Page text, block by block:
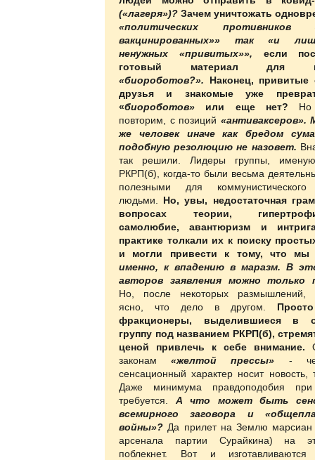
(«лагеря»)? Зачем уничтожать
«политических
вакцинированных»» так «и
ненужных «привитых»», если
готовый материал для
«биороботов?». Наконец, привитые
друзья и знакомые уже
«биороботов» или еще нет? Но
повторим, с позиций
же человек иначе как бредом
подобную резолюцию не назовет.
так решили. Лидеры группы,
РКРП(б), когда-то были весьма
полезными для коммунистического
людьми. Но, увы, недостаточная
вопросах теории,
самолюбие, авантюризм и
практике толкали их к поиску
и могли привести к тому, что мы
именно, к впадению в маразм. В
авторов заявления можно только
Но, после некоторых размышлений,
ясно, что дело в другом.
фракционеры, выделившиеся в
группу под названием РКРП(б),
ценой привлечь к себе внимание.
законам«желтой прессы» -
сенсационный характер носит
Даже минимума правдоподобия
требуется. А что может быть
всемирного заговора и
войны»? Да прилет на Землю марсиан
арсенала партии Сурайкина) на
поблекнет. Вот и изготавливаются